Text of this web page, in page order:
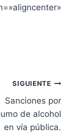
SIGUIENTE
Sanciones por
de alcohol
en vía pública.